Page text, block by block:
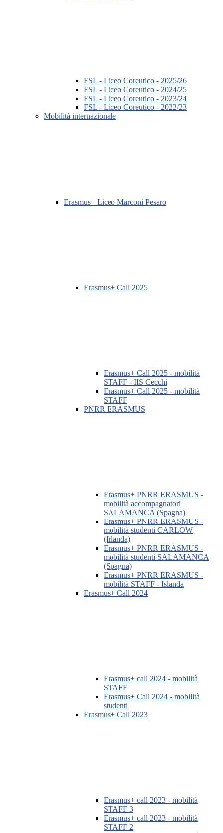
FSL - Liceo Coreutico - 2025/26
FSL - Liceo Coreutico - 2024/25
FSL - Liceo Coreutico - 2023/24
FSL - Liceo Coreutico - 2022/23
Mobilità internazionale
Erasmus+ Liceo Marconi Pesaro
Erasmus+ Call 2025
Erasmus+ Call 2025 - mobilità
STAFF - IIS Cecchi
Erasmus+ Call 2025 - mobilità
STAFF
PNRR ERASMUS
Erasmus+ PNRR ERASMUS -
mobilità accompagnatori
SALAMANCA (Spagna)
Erasmus+ PNRR ERASMUS -
mobilità studenti CARLOW
(Irlanda)
Erasmus+ PNRR ERASMUS -
mobilità studenti SALAMANCA
(Spagna)
Erasmus+ PNRR ERASMUS -
mobilità STAFF - Islanda
Erasmus+ Call 2024
Erasmus+ call 2024 - mobilità
STAFF
Erasmus+ Call 2024 - mobilità
studenti
Erasmus+ Call 2023
Erasmus+ call 2023 - mobilità
STAFF 3
Erasmus+ call 2023 - mobilità
STAFF 2